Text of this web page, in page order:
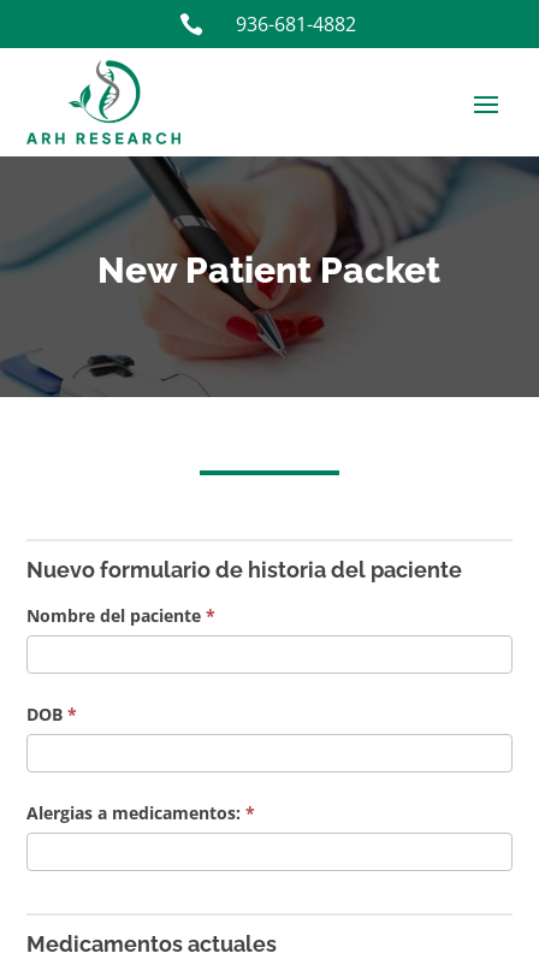
 936-681-4882
New Patient Packet
formulario
historia
del
Nuevo formulario de historia del paciente
Nombre del paciente*
DOB*
Alergias a medicamentos:*
Medicamentos actuales
you
human,
leave
field
blank.